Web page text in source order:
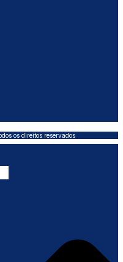
os direitos reservados